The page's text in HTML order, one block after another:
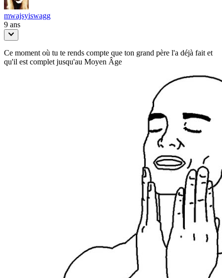
mwajsyiswagg
9 ans
Ce moment où tu te rends compte que ton grand père l'a déjà fait et
qu'il est complet jusqu'au Moyen Âge